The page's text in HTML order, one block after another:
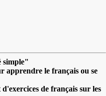
simple"
apprendre le français ou se
d'exercices de français sur les